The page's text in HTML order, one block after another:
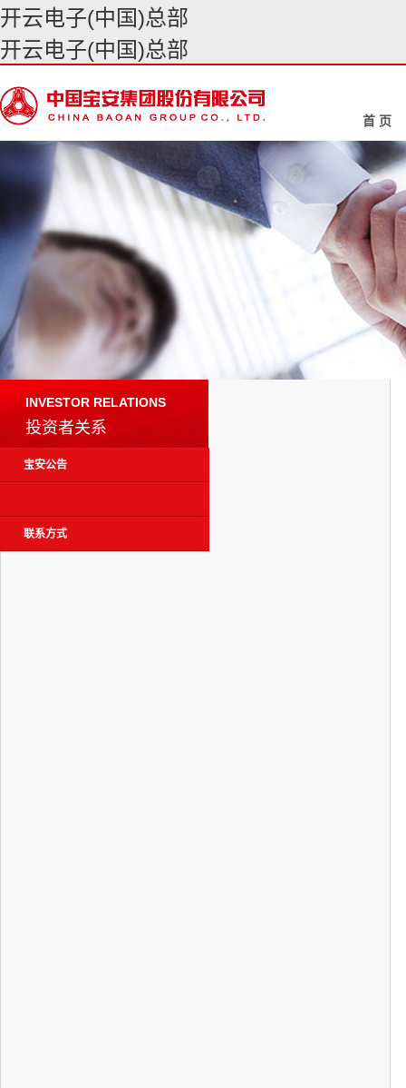
开云电子(中国)总部
开云电子(中国)总部
首 页
INVESTOR RELATIONS
投资者关系
宝安公告
联系方式